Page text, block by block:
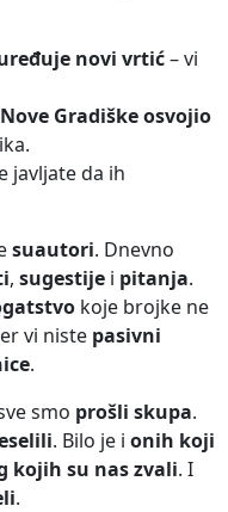
novi vrtić– vi
Gradiške osvojio
javljate da ih
suautori. Dnevno
, sugestije i pitanja.
koje brojke ne
vi niste pasivni
.
smo prošli skupa.
. Bilo je i onih koji
kojih su nas zvali. I
.